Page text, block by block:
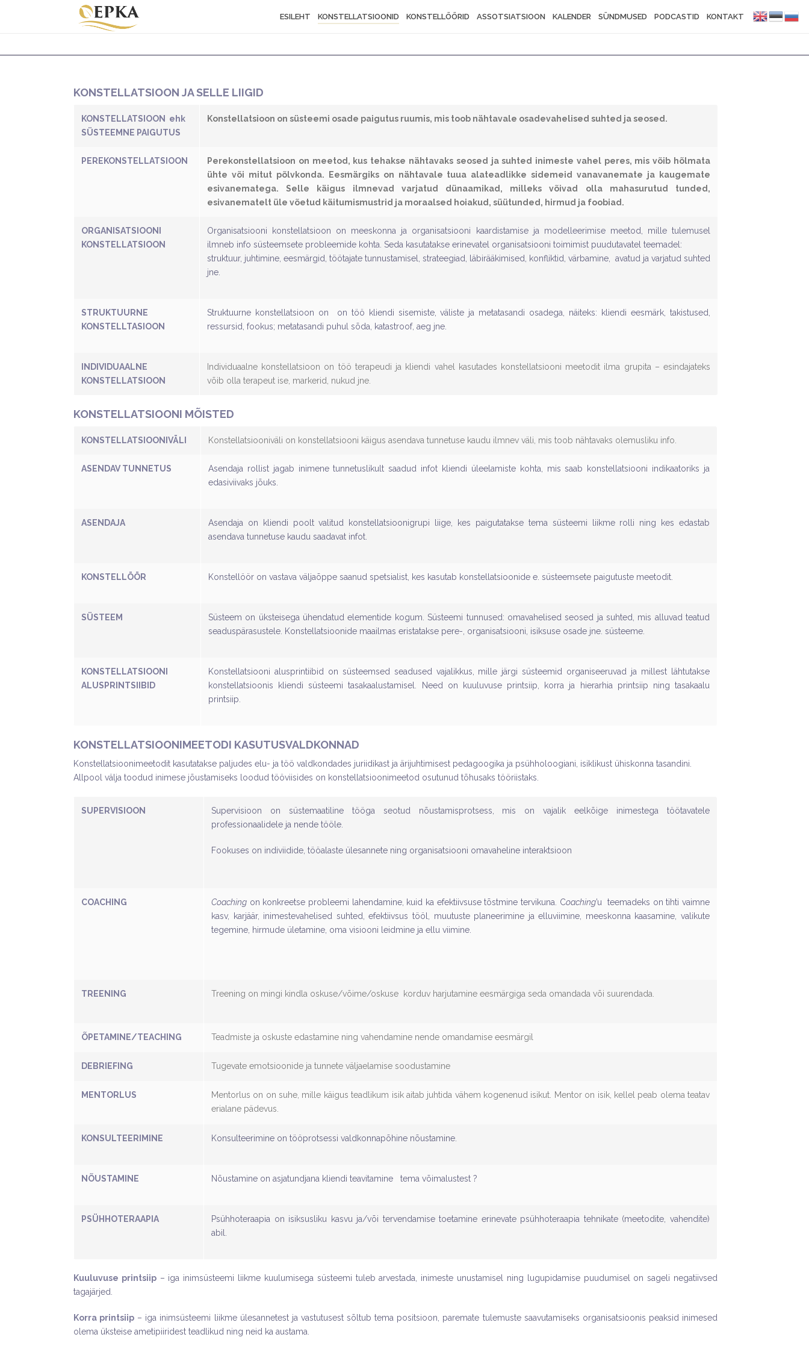
ESILEHT KONSTELLATSIOONID KONSTELLÖÖRID ASSOTSIATSIOON KALENDER SÜNDMUSED PODCASTID KONTAKT
KONSTELLATSIOON JA SELLE LIIGID
KONSTELLATSIOON ehk
SÜSTEEMNE PAIGUTUS
Konstellatsioon on süsteemi osade paigutus ruumis, mis toob nähtavale osadevahelised suhted ja seosed.
PEREKONSTELLATSIOON
Perekonstellatsioon on meetod, kus tehakse nähtavaks seosed ja suhted inimeste vahel peres, mis võib hõlmata
ühte või mitut põlvkonda. Eesmärgiks on nähtavale tuua alateadlikke sidemeid vanavanemate ja kaugemate
esivanematega. Selle käigus ilmnevad varjatud dünaamikad, milleks võivad olla mahasurutud tunded,
esivanematelt üle võetud käitumismustrid ja moraalsed hoiakud, süütunded, hirmud ja foobiad.
ORGANISATSIOONI
KONSTELLATSIOON
Organisatsiooni konstellatsioon on meeskonna ja organisatsiooni kaardistamise ja modelleerimise meetod, mille tulemusel
ilmneb info süsteemsete probleemide kohta. Seda kasutatakse erinevatel organisatsiooni toimimist puudutavatel teemadel:
struktuur, juhtimine, eesmärgid, töötajate tunnustamisel, strateegiad, läbirääkimised, konfliktid, värbamine, avatud ja varjatud suhted
jne.
STRUKTUURNE
KONSTELLTASIOON
Struktuurne konstellatsioon on on töö kliendi sisemiste, väliste ja metatasandi osadega, näiteks: kliendi eesmärk, takistused,
ressursid, fookus; metatasandi puhul sõda, katastroof, aeg jne.
INDIVIDUAALNE
KONSTELLATSIOON
Individuaalne konstellatsioon on töö terapeudi ja kliendi vahel kasutades konstellatsiooni meetodit ilma grupita – esindajateks
võib olla terapeut ise, markerid, nukud jne.
KONSTELLATSIOONI MÕISTED
KONSTELLATSIOONIVÄLI Konstellatsiooniväli on konstellatsiooni käigus asendava tunnetuse kaudu ilmnev väli, mis toob nähtavaks olemusliku info.
ASENDAV TUNNETUS
Asendaja rollist jagab inimene tunnetuslikult saadud infot kliendi üleelamiste kohta, mis saab konstellatsiooni indikaatoriks ja
edasiviivaks jõuks.
ASENDAJA
Asendaja on kliendi poolt valitud konstellatsioonigrupi liige, kes paigutatakse tema süsteemi liikme rolli ning kes edastab
asendava tunnetuse kaudu saadavat infot.
KONSTELLÖÖR Konstellöör on vastava väljaõppe saanud spetsialist, kes kasutab konstellatsioonide e. süsteemsete paigutuste meetodit.
SÜSTEEM
Süsteem on üksteisega ühendatud elementide kogum. Süsteemi tunnused: omavahelised seosed ja suhted, mis alluvad teatud
seaduspärasustele. Konstellatsioonide maailmas eristatakse pere-, organisatsiooni, isiksuse osade jne. süsteeme.
KONSTELLATSIOONI
ALUSPRINTSIIBID
Konstellatsiooni alusprintiibid on süsteemsed seadused vajalikkus, mille järgi süsteemid organiseeruvad ja millest lähtutakse
konstellatsioonis kliendi süsteemi tasakaalustamisel. Need on kuuluvuse printsiip, korra ja hierarhia printsiip ning tasakaalu
printsiip.
KONSTELLATSIOONIMEETODI KASUTUSVALDKONNAD
Konstellatsioonimeetodit kasutatakse paljudes elu- ja töö valdkondades juriidikast ja ärijuhtimisest pedagoogika ja psühholoogiani, isiklikust ühiskonna tasandini.
Allpool välja toodud inimese jõustamiseks loodud tööviisides on konstellatsioonimeetod osutunud tõhusaks tööriistaks.
SUPERVISIOON
Supervisioon on süstemaatiline tööga seotud nõustamisprotsess, mis on vajalik eelkõige inimestega töötavatele
professionaalidele ja nende tööle.
Fookuses on indiviidide, tööalaste ülesannete ning organisatsiooni omavaheline interaktsioon
COACHING Coaching on konkreetse probleemi lahendamine, kuid ka efektiivsuse tõstmine tervikuna. Coaching’u teemadeks on tihti vaimne
kasv, karjäär, inimestevahelised suhted, efektiivsus tööl, muutuste planeerimine ja elluviimine, meeskonna kaasamine, valikute
tegemine, hirmude ületamine, oma visiooni leidmine ja ellu viimine.
TREENING Treening on mingi kindla oskuse/võime/oskuse korduv harjutamine eesmärgiga seda omandada või suurendada.
ÕPETAMINE/TEACHING Teadmiste ja oskuste edastamine ning vahendamine nende omandamise eesmärgil
DEBRIEFING Tugevate emotsioonide ja tunnete väljaelamise soodustamine
MENTORLUS
Mentorlus on on suhe, mille käigus teadlikum isik aitab juhtida vähem kogenenud isikut. Mentor on isik, kellel peab olema teatav
erialane pädevus.
KONSULTEERIMINE Konsulteerimine on tööprotsessi valdkonnapõhine nõustamine.
NÕUSTAMINE Nõustamine on asjatundjana kliendi teavitamine tema võimalustest ?
PSÜHHOTERAAPIA
Psühhoteraapia on isiksusliku kasvu ja/või tervendamise toetamine erinevate psühhoteraapia tehnikate (meetodite, vahendite)
abil.
Kuuluvuse printsiip– iga inimsüsteemi liikme kuulumisega süsteemi tuleb arvestada, inimeste unustamisel ning lugupidamise puudumisel on sageli negatiivsed
tagajärjed.
Korra printsiip – iga inimsüsteemi liikme ülesannetest ja vastutusest sõltub tema positsioon, paremate tulemuste saavutamiseks organisatsioonis peaksid inimesed
olema üksteise ametipiiridest teadlikud ning neid ka austama.